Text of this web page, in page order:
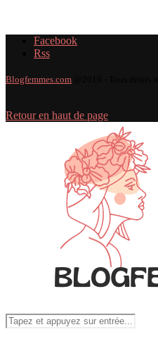
Facebook
Rss
Blogfemmes.com
Retour en haut de page